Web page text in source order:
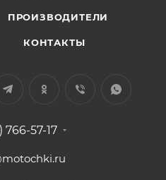
ПРОИЗВОДИТЕЛИ
КОНТАКТЫ
766-57-17